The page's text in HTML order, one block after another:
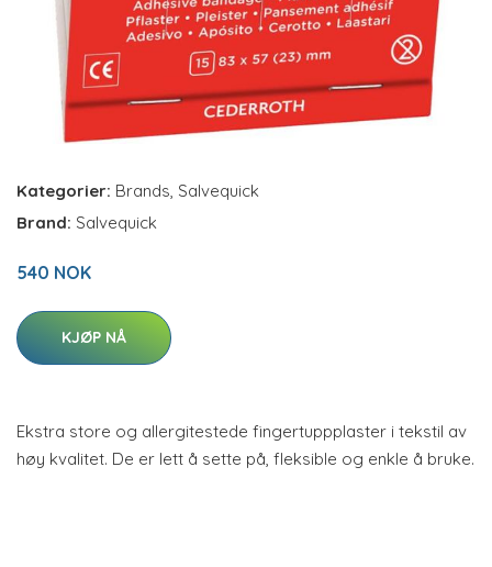
Kategorier: Brands, Salvequick
Brand: Salvequick
540 NOK
KJØP NÅ
Ekstra store og allergitestede fingertuppplaster i tekstil av
høy kvalitet. De er lett å sette på, fleksible og enkle å bruke.